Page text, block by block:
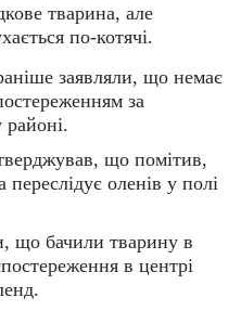
тварина, але
по-котячі.
заявляли, що немає
за
що помітив,
оленів у полі
що бачили тварину в
в центрі